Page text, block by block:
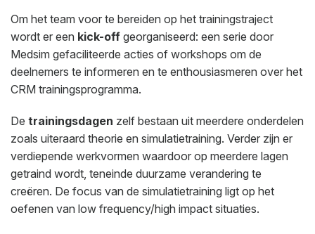
Om het team voor te bereiden op het trainingstraject
wordt er een kick-off georganiseerd: een serie door
Medsim gefaciliteerde acties of workshops om de
deelnemers te informeren en te enthousiasmeren over het
CRM trainingsprogramma.
De trainingsdagen zelf bestaan uit meerdere onderdelen
zoals uiteraard theorie en simulatietraining. Verder zijn er
verdiepende werkvormen waardoor op meerdere lagen
getraind wordt, teneinde duurzame verandering te
creëren. De focus van de simulatietraining ligt op het
oefenen van low frequency/high impact situaties.